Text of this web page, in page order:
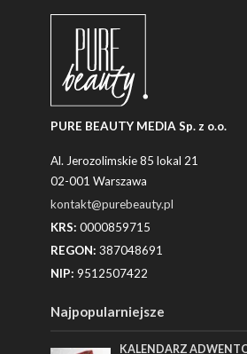
PURE BEAUTY MEDIA Sp. z o.o.
Al. Jerozolimskie 85 lokal 21
02-001 Warszawa
kontakt@purebeauty.pl
KRS: 0000859715
REGON: 387048691
NIP: 9512507422
Najpopularniejsze
KALENDARZ